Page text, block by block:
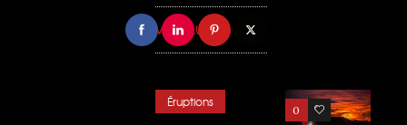
VOIR PLUS
0 14
Éruptions